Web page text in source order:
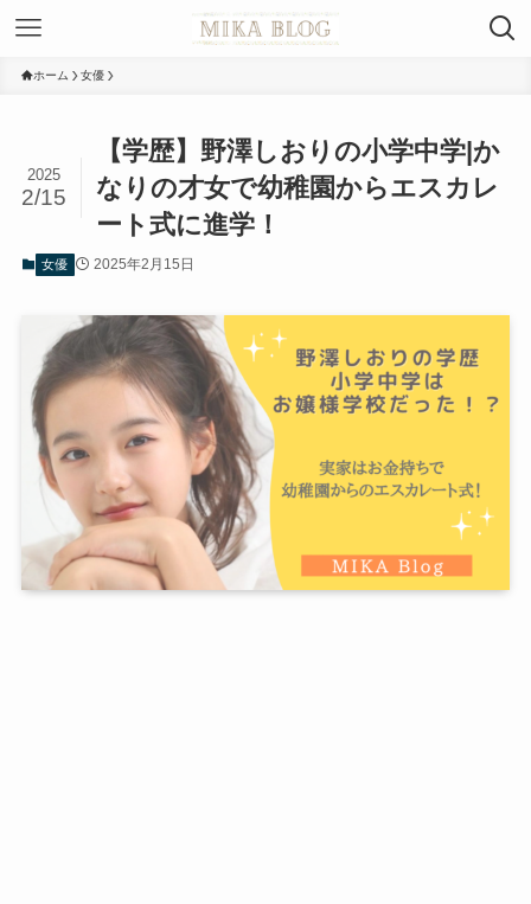
ホーム 女優
【学歴】野澤しおりの小学中学|か
なりの才女で幼稚園からエスカレ
ート式に進学！
2025
2/15
女優 2025年2月15日